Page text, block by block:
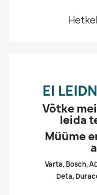
EI
Võtke
leida
Müüme
Varta, Bosch,
Deta,